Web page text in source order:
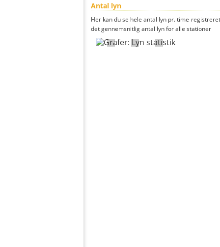
Antal lyn
Her kan du se hele antal lyn pr. time
det gennemsnitlig antal lyn for alle stationer